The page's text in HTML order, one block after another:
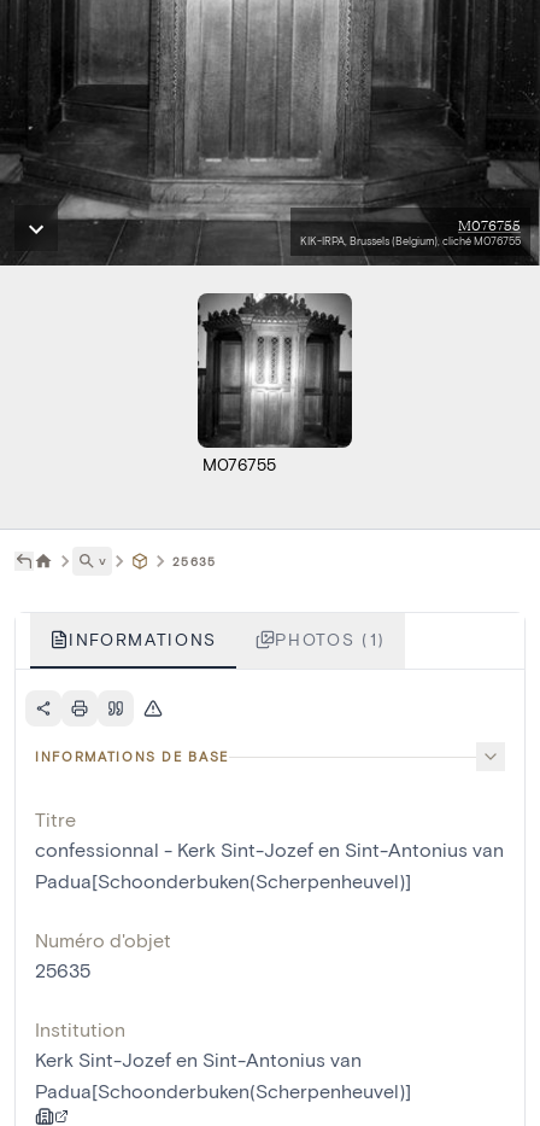
M076755
KIK-IRPA, Brussels (Belgium), cliché M076755
M076755
˅ 25635
INFORMATIONS PHOTOS (1)
INFORMATIONS DE BASE
Titre
confessionnal - Kerk Sint-Jozef en Sint-Antonius van
Padua[Schoonderbuken(Scherpenheuvel)]
Numéro d'objet
25635
Institution
Kerk Sint-Jozef en Sint-Antonius van
Padua[Schoonderbuken(Scherpenheuvel)]